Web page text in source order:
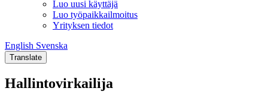
Luo uusi käyttäjä
Luo työpaikkailmoitus
Yrityksen tiedot
English English
Svenska
Translate
Hallintovirkailija